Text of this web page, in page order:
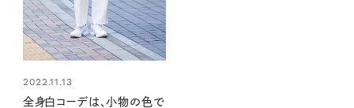
2022.11.13
全身白コーデは、小物の色で